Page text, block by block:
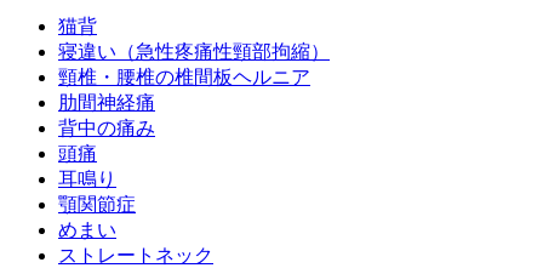
猫背
寝違い（急性疼痛性頸部拘縮）
頸椎・腰椎の椎間板ヘルニア
肋間神経痛
背中の痛み
頭痛
耳鳴り
顎関節症
めまい
ストレートネック